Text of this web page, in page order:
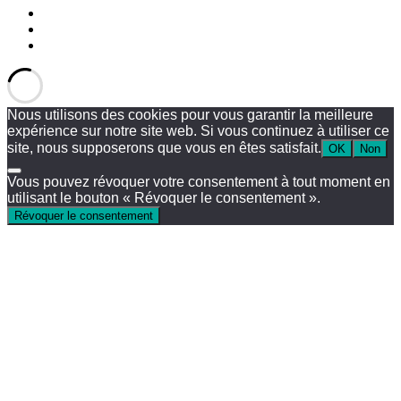
Nous utilisons des cookies pour vous garantir la meilleure
expérience sur notre site web. Si vous continuez à utiliser ce
site, nous supposerons que vous en êtes satisfait. OK Non
Vous pouvez révoquer votre consentement à tout moment en
utilisant le bouton « Révoquer le consentement ».
Révoquer le consentement